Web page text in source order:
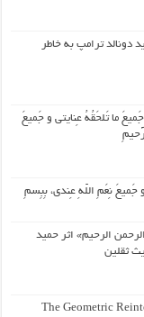
دونالد ترامپ به خاطر
ما تَلحَقُهُ عِنایتی و جَمیعَ
جَمیعَ نِعَمِ اللّهِ عِندی، بِبِسمِ
الرحیم» اثر حمید
ثقلین
The Geometric